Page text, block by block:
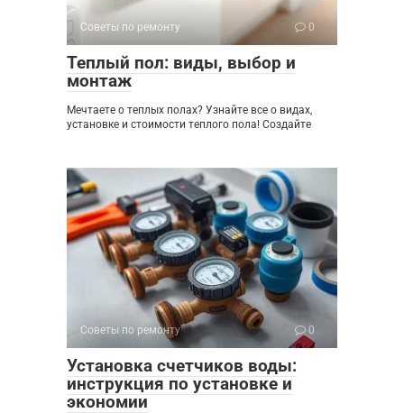
Советы по ремонту 0
Теплый пол: виды, выбор и
монтаж
Мечтаете о теплых полах? Узнайте все о видах,
установке и стоимости теплого пола! Создайте
Советы по ремонту 0
Установка счетчиков воды:
инструкция по установке и
экономии